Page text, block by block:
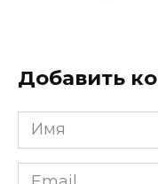
Добавить
Имя
*
Email